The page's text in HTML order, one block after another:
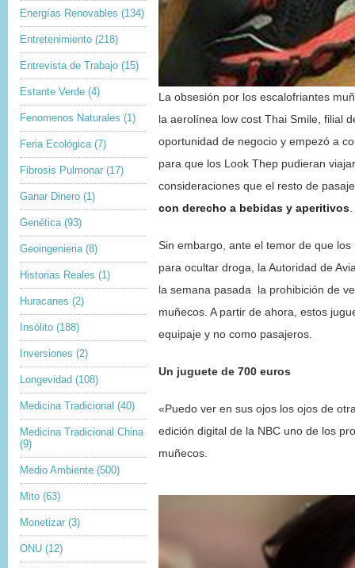
Energías Renovables (134)
Entretenimiento (218)
Entrevista de Trabajo (15)
Estante Verde (4)
Fenomenos Naturales (1)
Feria Ecológica (7)
Fibrosis Pulmonar (17)
Ganar Dinero (1)
Genética (93)
Geoingenieria (8)
Historias Reales (1)
Huracanes (2)
Insólito (188)
Inversiones (2)
Longevidad (108)
Medicina Tradicional (40)
Medicina Tradicional China
(9)
Medio Ambiente (500)
Mito (63)
Monetizar (3)
ONU (12)
La obsesión por los escalofriantes
la aerolínea low cost Thai Smile, filial
oportunidad de negocio y empezó a
para que los Look Thep pudieran
consideraciones que el resto de
con derecho a bebidas y aperitivos.
Sin embargo, ante el temor de que
para ocultar droga, la Autoridad de
la semana pasada la prohibición de
muñecos. A partir de ahora, estos
equipaje y no como pasajeros.
Un juguete de 700 euros
«Puedo ver en sus ojos los ojos de
edición digital de la NBC uno de los
muñecos.